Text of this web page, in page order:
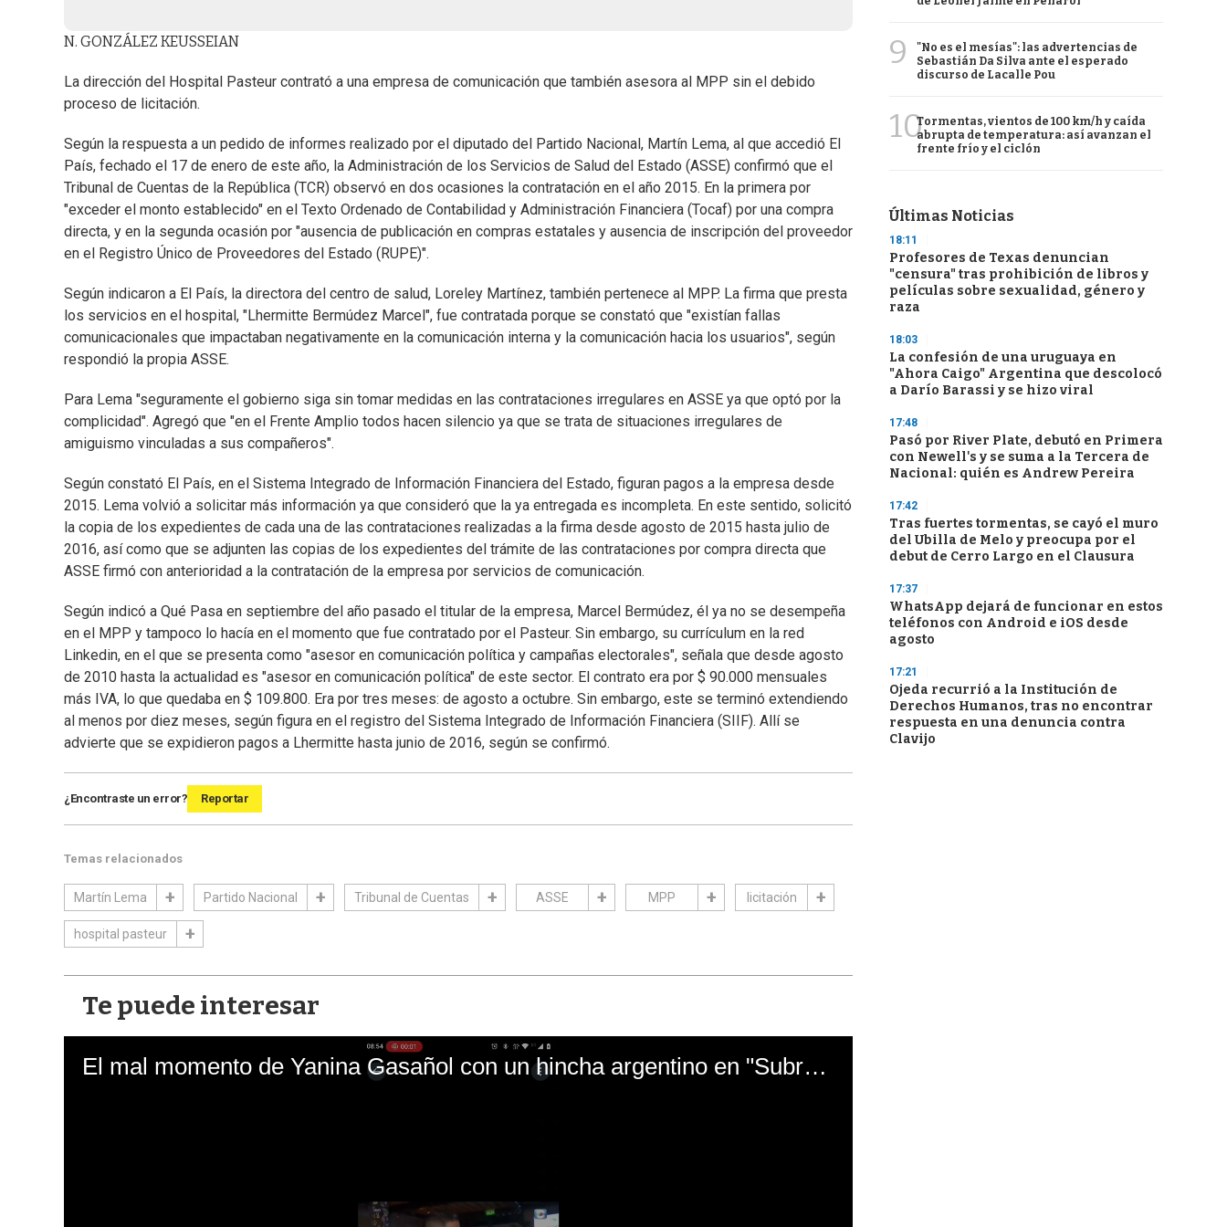
N. GONZÁLEZ KEUSSEIAN
La dirección del Hospital Pasteur contrató a una empresa de comunicación que también asesora al MPP sin el debido
proceso de licitación.
Según la respuesta a un pedido de informes realizado por el diputado del Partido Nacional, Martín Lema, al que accedió El
País, fechado el 17 de enero de este año, la Administración de los Servicios de Salud del Estado (ASSE) confirmó que el
Tribunal de Cuentas de la República (TCR) observó en dos ocasiones la contratación en el año 2015. En la primera por
"exceder el monto establecido" en el Texto Ordenado de Contabilidad y Administración Financiera (Tocaf) por una compra
directa, y en la segunda ocasión por "ausencia de publicación en compras estatales y ausencia de inscripción del proveedor
en el Registro Único de Proveedores del Estado (RUPE)".
Según indicaron a El País, la directora del centro de salud, Loreley Martínez, también pertenece al MPP. La firma que presta
los servicios en el hospital, "Lhermitte Bermúdez Marcel", fue contratada porque se constató que "existían fallas
comunicacionales que impactaban negativamente en la comunicación interna y la comunicación hacia los usuarios", según
respondió la propia ASSE.
Para Lema "seguramente el gobierno siga sin tomar medidas en las contrataciones irregulares en ASSE ya que optó por la
complicidad". Agregó que "en el Frente Amplio todos hacen silencio ya que se trata de situaciones irregulares de
amiguismo vinculadas a sus compañeros".
Según constató El País, en el Sistema Integrado de Información Financiera del Estado, figuran pagos a la empresa desde
2015. Lema volvió a solicitar más información ya que consideró que la ya entregada es incompleta. En este sentido, solicitó
la copia de los expedientes de cada una de las contrataciones realizadas a la firma desde agosto de 2015 hasta julio de
2016, así como que se adjunten las copias de los expedientes del trámite de las contrataciones por compra directa que
ASSE firmó con anterioridad a la contratación de la empresa por servicios de comunicación.
Según indicó a Qué Pasa en septiembre del año pasado el titular de la empresa, Marcel Bermúdez, él ya no se desempeña
en el MPP y tampoco lo hacía en el momento que fue contratado por el Pasteur. Sin embargo, su currículum en la red
Linkedin, en el que se presenta como "asesor en comunicación política y campañas electorales", señala que desde agosto
de 2010 hasta la actualidad es "asesor en comunicación política" de este sector. El contrato era por $ 90.000 mensuales
más IVA, lo que quedaba en $ 109.800. Era por tres meses: de agosto a octubre. Sin embargo, este se terminó extendiendo
al menos por diez meses, según figura en el registro del Sistema Integrado de Información Financiera (SIIF). Allí se
advierte que se expidieron pagos a Lhermitte hasta junio de 2016, según se confirmó.
¿Encontraste un error? Reportar
Temas relacionados
Martín Lema Partido Nacional Tribunal de Cuentas ASSE MPP licitación
hospital pasteur
Te puede interesar
El mal momento de Yanina Gasañol con un hincha argentino en "Subrayado"
9
"No es el mesías": las advertencias de
Sebastián Da Silva ante el esperado
discurso de Lacalle Pou
10Tormentas, vientos de 100 km/h y caída
abrupta de temperatura: así avanzan el
frente frío y el ciclón
Últimas Noticias
18:11
Profesores de Texas denuncian
"censura" tras prohibición de libros y
películas sobre sexualidad, género y
raza
18:03
La confesión de una uruguaya en
"Ahora Caigo" Argentina que descolocó
a Darío Barassi y se hizo viral
17:48
Pasó por River Plate, debutó en Primera
con Newell's y se suma a la Tercera de
Nacional: quién es Andrew Pereira
17:42
Tras fuertes tormentas, se cayó el muro
del Ubilla de Melo y preocupa por el
debut de Cerro Largo en el Clausura
17:37
WhatsApp dejará de funcionar en estos
teléfonos con Android e iOS desde
agosto
17:21
Ojeda recurrió a la Institución de
Derechos Humanos, tras no encontrar
respuesta en una denuncia contra
Clavijo